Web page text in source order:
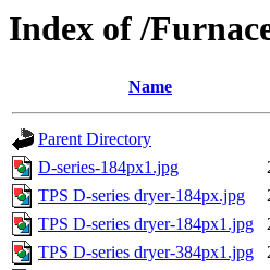
Index of /
Name
Parent Directory
D-series-184px1.jpg
TPS D-series dryer-184px.jpg
TPS D-series dryer-184px1.jpg
TPS D-series dryer-384px1.jpg